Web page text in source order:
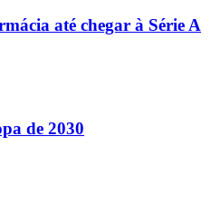
até chegar à Série A
de 2030